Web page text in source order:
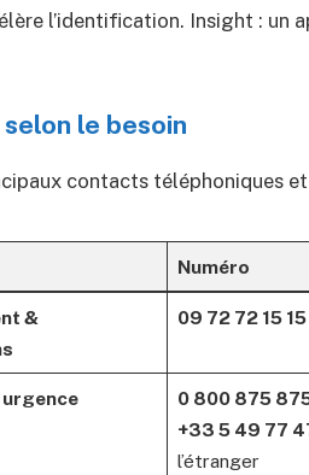
l’identification. Insight : un
le besoin
contacts téléphoniques
Numéro
&
09 72 72 15 15
0 800 875
+33 5 49 77
l’étranger